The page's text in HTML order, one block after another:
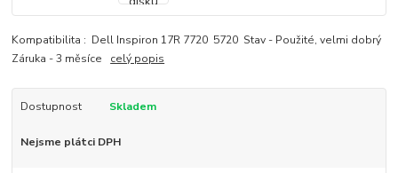
Kompatibilita : Dell Inspiron 17R 7720 5720 Stav - Použité, velmi dobrý
Záruka - 3 měsíce celý popis
Dostupnost Skladem
Nejsme plátci DPH